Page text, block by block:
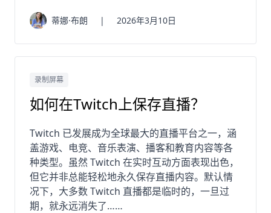
蒂娜·布朗 | 2026年3月10日
录制屏幕
如何在Twitch上保存直播？
Twitch 已发展成为全球最大的直播平台之一，涵
盖游戏、电竞、音乐表演、播客和教育内容等各
种类型。虽然 Twitch 在实时互动方面表现出色，
但它并非总能轻松地永久保存直播内容。默认情
况下，大多数 Twitch 直播都是临时的，一旦过
期，就永远消失了……